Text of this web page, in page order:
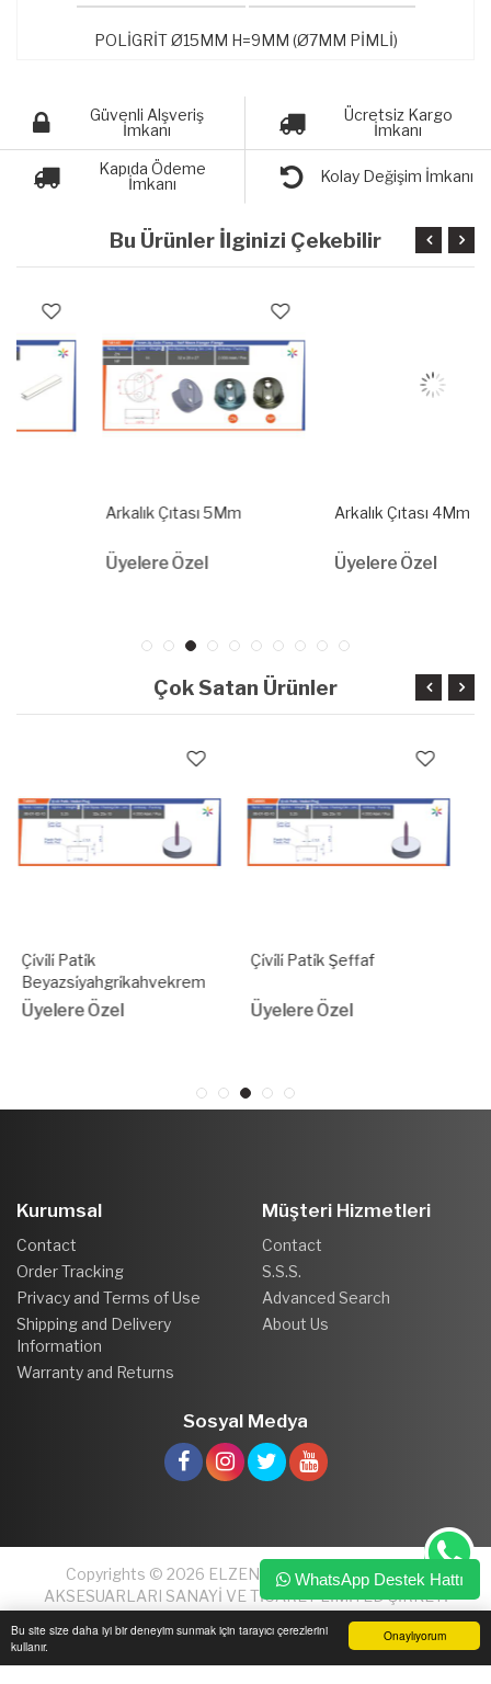
Onaylıyorum
Bu site size daha iyi bir deneyim sunmak için tarayıcı çerezlerini
kullanır.
POLİGRİT Ø15MM H=9MM (Ø7MM PİMLİ)
Güvenli Alşveriş
İmkanı
Ücretsiz Kargo
İmkanı
Kapıda Ödeme
İmkanı
Kolay Değişim İmkanı
Bu Ürünler İlginizi Çekebilir
Arkalık Çıtası 5Mm
Üyelere Özel
Arkalık Çıtası 4Mm
Üyelere Özel
Çok Satan Ürünler
Çi̇vi̇li̇ Pati̇k Şeffaf
Üyelere Özel
Ø16Mm Dübelli̇ Baza
Üyelere Özel
Kurumsal
Contact
Order Tracking
Privacy and Terms of Use
Shipping and Delivery
Information
Warranty and Returns
Müşteri Hizmetleri
Contact
S.S.S.
Advanced Search
About Us
Sosyal Medya
Copyrights © 2026 ELZEN PLASTİK VE MOBİLYA
AKSESUARLARI SANAYİ VE TİCARET LİMİTED ŞİRKETİ
Ana Sayfa Sipariş Takibi İletişim
WhatsApp Destek Hattı